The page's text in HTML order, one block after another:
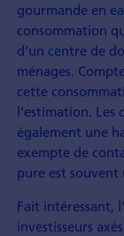
gourmande en
consommation
d'un centre de
ménages.
cette
l'estimation. Les
également une
exempte de
pure est souvent
Fait intéressant,
investisseurs